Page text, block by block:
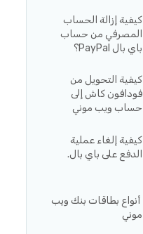
كيفية إزالة الحساب
المصرفي من حساب
باي بال PayPal؟
كيفية التحويل من
فودافون كاش إلى
حساب ويب موني
كيفية إلغاء عملية
الدفع على باي بال.
أنواع بطاقات بنك ويب
موني